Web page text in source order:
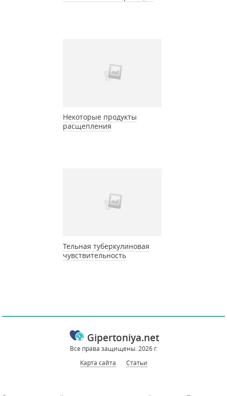
Некоторые продукты
расщепления
Тельная туберкулиновая
чувствительность
Gipertoniya.net
Все права защищены. 2026 г.
Карта сайта
Статьи